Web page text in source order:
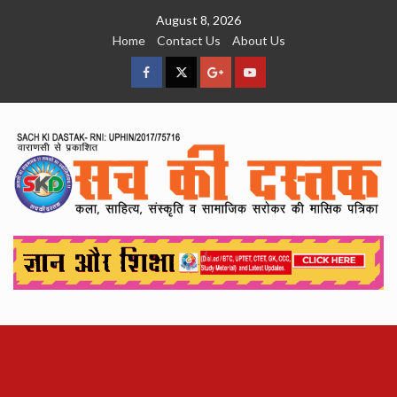
August 8, 2026
Home
Contact Us About Us
facebookTwitterGoogleYouTube